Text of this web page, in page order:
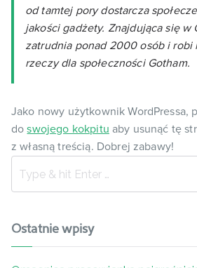
od tamtej pory dostarcza
jakości gadżety. Znajdująca się w
zatrudnia ponad 2000 osób i robi
rzeczy dla społeczności Gotham.
Jako nowy użytkownik WordPressa,
doswojego kokpitu aby usunąć tę
z własną treścią. Dobrej zabawy!
Ostatnie wpisy